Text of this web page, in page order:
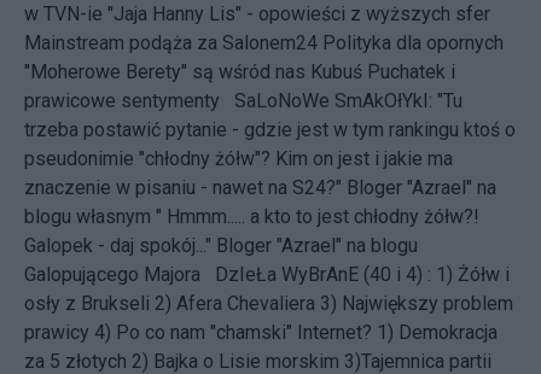
w TVN-ie "Jaja Hanny Lis" - opowieści z wyższych sfer
Mainstream podąża za Salonem24 Polityka dla opornych
"Moherowe Berety" są wśród nas Kubuś Puchatek i
prawicowe sentymenty SaLoNoWe SmAkOłYkI: "Tu
trzeba postawić pytanie - gdzie jest w tym rankingu ktoś o
pseudonimie "chłodny żółw"? Kim on jest i jakie ma
znaczenie w pisaniu - nawet na S24?" Bloger "Azrael" na
blogu własnym " Hmmm..... a kto to jest chłodny żółw?!
Galopek - daj spokój..." Bloger "Azrael" na blogu
Galopującego Majora DzIeŁa WyBrAnE (40 i 4) : 1) Żółw i
osły z Brukseli 2) Afera Chevaliera 3) Największy problem
prawicy 4) Po co nam "chamski" Internet? 1) Demokracja
za 5 złotych 2) Bajka o Lisie morskim 3)Tajemnica partii